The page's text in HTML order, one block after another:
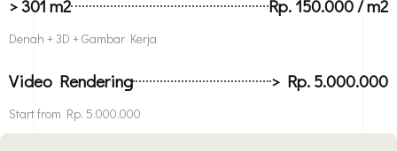
> 301 m2 Rp. 150.000 / m2
Denah + 3D + Gambar Kerja
Video Rendering > Rp. 5.000.000
Start from Rp. 5.000.000